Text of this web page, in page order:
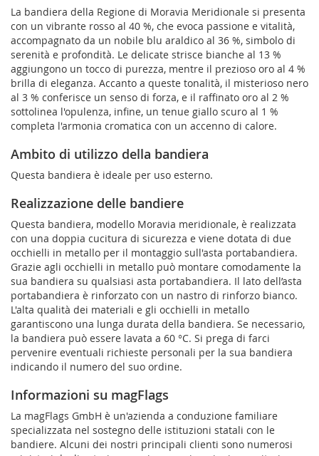
La bandiera della Regione di Moravia Meridionale si presenta
con un vibrante rosso al 40 %, che evoca passione e vitalità,
accompagnato da un nobile blu araldico al 36 %, simbolo di
serenità e profondità. Le delicate strisce bianche al 13 %
aggiungono un tocco di purezza, mentre il prezioso oro al 4 %
brilla di eleganza. Accanto a queste tonalità, il misterioso nero
al 3 % conferisce un senso di forza, e il raffinato oro al 2 %
sottolinea l'opulenza, infine, un tenue giallo scuro al 1 %
completa l'armonia cromatica con un accenno di calore.
Ambito di utilizzo della bandiera
Questa bandiera è ideale per uso esterno.
Realizzazione delle bandiere
Questa bandiera, modello Moravia meridionale, è realizzata
con una doppia cucitura di sicurezza e viene dotata di due
occhielli in metallo per il montaggio sull'asta portabandiera.
Grazie agli occhielli in metallo può montare comodamente la
sua bandiera su qualsiasi asta portabandiera. Il lato dell’asta
portabandiera è rinforzato con un nastro di rinforzo bianco.
L'alta qualità dei materiali e gli occhielli in metallo
garantiscono una lunga durata della bandiera. Se necessario,
la bandiera può essere lavata a 60 °C. Si prega di farci
pervenire eventuali richieste personali per la sua bandiera
indicando il numero del suo ordine.
Informazioni su magFlags
La magFlags GmbH è un'azienda a conduzione familiare
specializzata nel sostegno delle istituzioni statali con le
bandiere. Alcuni dei nostri principali clienti sono numerosi